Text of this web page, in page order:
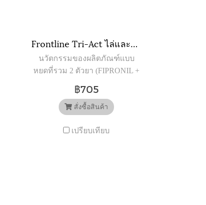
Frontline Tri-Act ไล่และกำจัดเห็บ หมัด ยุง แมลงวันคอก สำหรับสุนัข นน. 5-10 kg (S) (3หลอด)
นวัตกรรมของผลิตภัณฑ์แบบ
หยดที่รวม 2 ตัวยา (FIPRONIL +
ประสิทธิภาพทั้งการออกฤทธิ์
และการปกป้องอย่างต่อเนื่องทั้ง
฿705
สั่งซื้อสินค้า
เปรียบเทียบ